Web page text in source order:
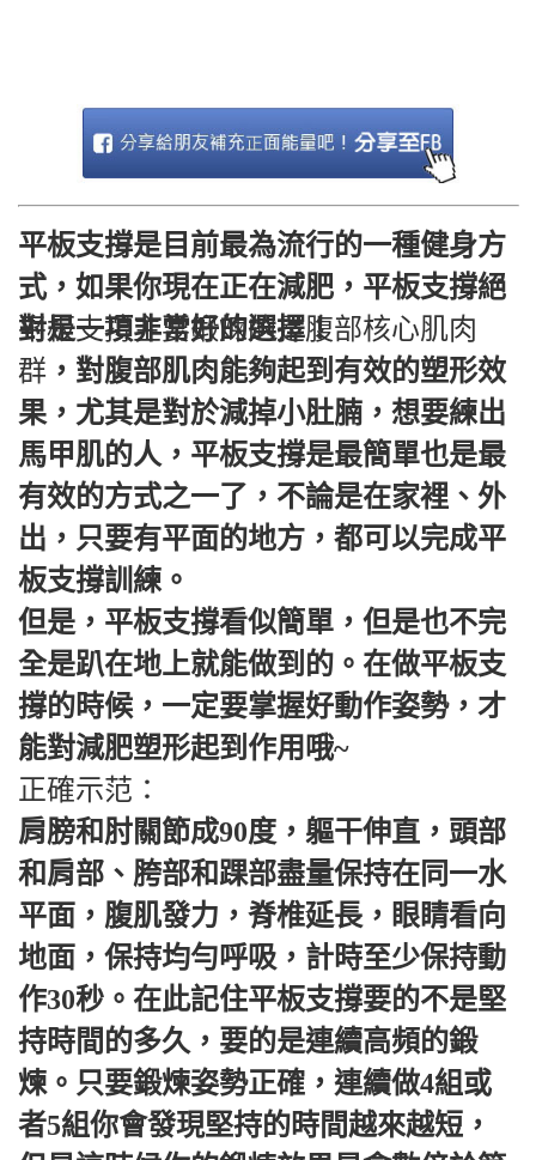
平板支撐是目前最為流行的一種健身方
式，如果你現在正在減肥，平板支撐絕
對是一項非常好的選擇！
平板支撐主要鍛煉的是腹部核心肌肉
群，對腹部肌肉能夠起到有效的塑形效
果，尤其是對於減掉小肚腩，想要練出
馬甲肌的人，平板支撐是最簡單也是最
有效的方式之一了，不論是在家裡、外
出，只要有平面的地方，都可以完成平
板支撐訓練。
但是，平板支撐看似簡單，但是也不完
全是趴在地上就能做到的。在做平板支
撐的時候，一定要掌握好動作姿勢，才
能對減肥塑形起到作用哦~
正確示范：
肩膀和肘關節成90度，軀干伸直，頭部
和肩部、胯部和踝部盡量保持在同一水
平面，腹肌發力，脊椎延長，眼睛看向
地面，保持均勻呼吸，計時至少保持動
作30秒。在此記住平板支撐要的不是堅
持時間的多久，要的是連續高頻的鍛
煉。只要鍛煉姿勢正確，連續做4組或
者5組你會發現堅持的時間越來越短，